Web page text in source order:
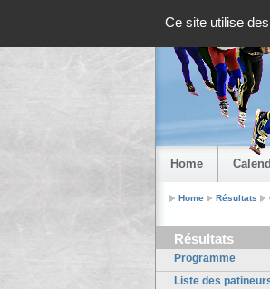
Ce site utilise
Home
Home Résultats
Résultats
Programme
Liste des